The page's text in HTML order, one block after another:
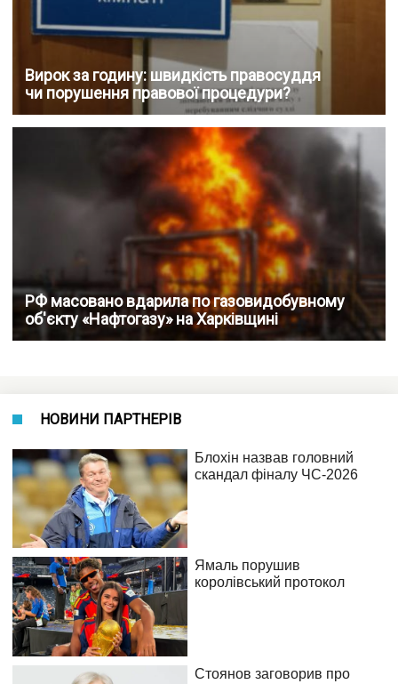
Вирок за годину: швидкість правосуддя
чи порушення правової процедури?
РФ масовано вдарила по газовидобувному
об'єкту «Нафтогазу» на Харківщині
НОВИНИ ПАРТНЕРІВ